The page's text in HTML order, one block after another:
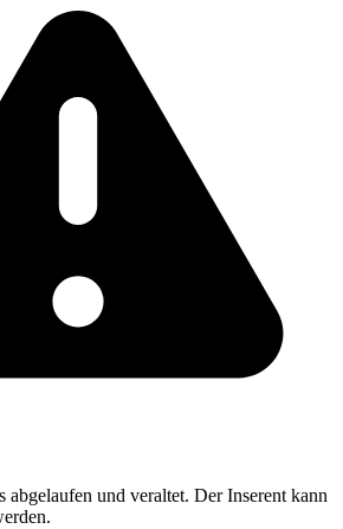
abgelaufen und veraltet. Der Inserent kann